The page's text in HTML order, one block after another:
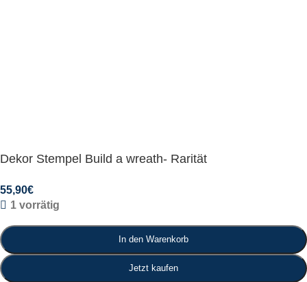
Dekor Stempel Build a wreath- Rarität
55,90€
1 vorrätig
In den Warenkorb
Jetzt kaufen